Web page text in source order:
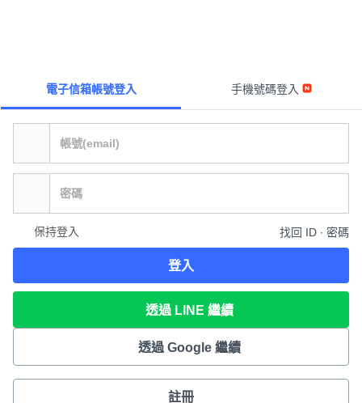
電子信箱帳號登入 手機號碼登入
保持登入 找回 ID ∙ 密碼
登入
透過 LINE 繼續
透過 Google 繼續
註冊